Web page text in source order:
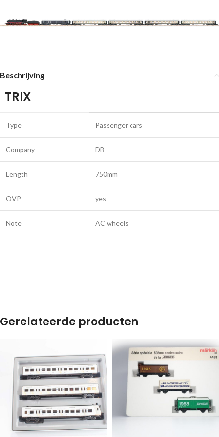
Beschrijving
TRIX
Type Passenger cars
Company DB
Length 750mm
OVP yes
Note AC wheels
Gerelateerde producten